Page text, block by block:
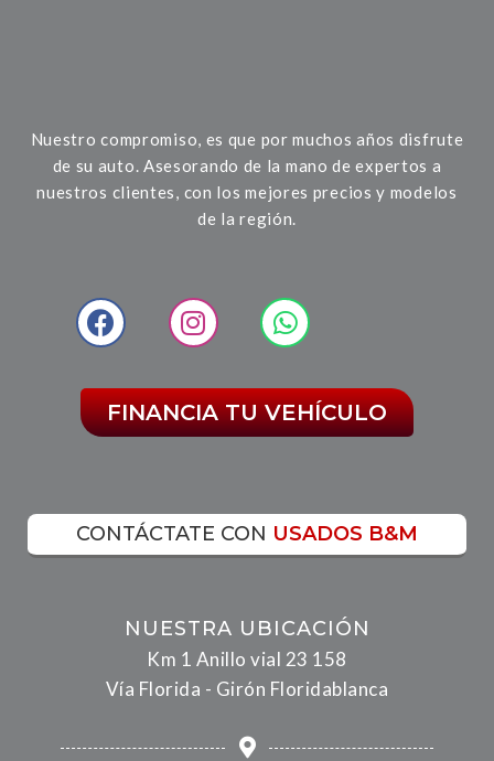
Nuestro compromiso, es que por muchos años disfrute
de su auto. Asesorando de la mano de expertos a
nuestros clientes, con los mejores precios y modelos
de la región.
FINANCIA TU VEHÍCULO
CONTÁCTATE CON USADOS B&M
NUESTRA UBICACIÓN
Km 1 Anillo vial 23 158
Vía Florida - Girón Floridablanca